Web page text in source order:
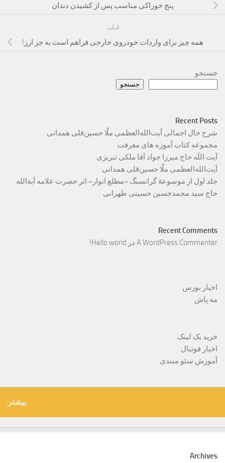
پنج خوراکی مناسب پس از کشیدن دندان
قبلی
همه چیز برای واردات خودروی خارجی فراهم است به جز ارز!
جستجو
جستجو
Recent Posts
شرح حال اجمالی آیت‌الله‌العظمی ملّا حسین‌قلی همدانی
مجموعه کتاب آموزه های معرفت
آیت اللَه حاج میرزا جواد آقا ملکی تبریزی
آیت‌الله‌العظمی ملّا حسین‌قلی همدانی
جلد اول از موسوعۀ گرانسنگ «مطلع انوار» اثر حضرت علامه آیة‌الله
حاج سید محمدحسین حسینی طهرانی
Recent Comments
A WordPress Commenter در Hello world!
اخبار بورس
مه پاش
خرید بک لینک
اخبار فوتبال
آموزش سئو مبتدی
بیشتر
Archives